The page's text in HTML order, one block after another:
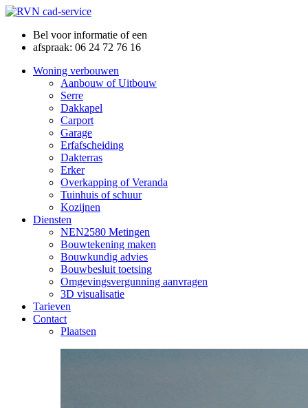
Bel voor informatie of een
afspraak: 06 24 72 76 16
Woning verbouwen
Aanbouw of Uitbouw
Serre
Dakkapel
Carport
Garage
Erfafscheiding
Dakterras
Erker
Overkapping of Veranda
Tuinhuis of schuur
Kozijnen
Diensten
NEN2580 Metingen
Bouwtekening maken
Bouwkundig advies
Bouwbesluit toetsing
Omgevingsvergunning aanvragen
3D visualisatie
Tarieven
Contact
Plaatsen